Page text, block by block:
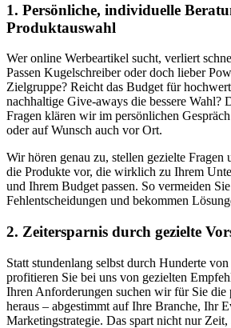
1. Persönliche, individuelle
Produktauswahl
Wer online Werbeartikel sucht, verliert
Passen Kugelschreiber oder doch lieber
Zielgruppe? Reicht das Budget für
nachhaltige Give-aways die bessere Wahl?
Fragen klären wir im persönlichen
oder auf Wunsch auch vor Ort.
Wir hören genau zu, stellen gezielte Fragen
die Produkte vor, die wirklich zu Ihrem
und Ihrem Budget passen. So vermeiden
Fehlentscheidungen und bekommen
2. Zeitersparnis durch gezielte
Statt stundenlang selbst durch Hunderte
profitieren Sie bei uns von gezielten
Ihren Anforderungen suchen wir für Sie die
heraus – abgestimmt auf Ihre Branche, Ihr
Marketingstrategie. Das spart nicht nur